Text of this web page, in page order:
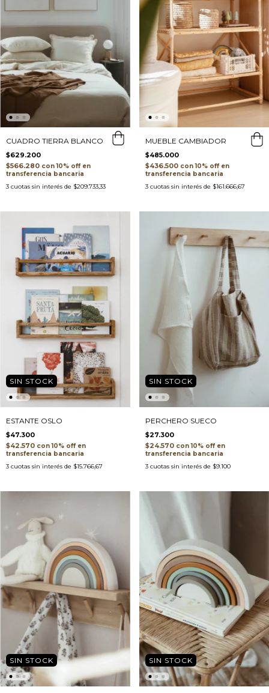
CUADRO TIERRA BLANCO
$629.200
$566.280 con
transferencia bancaria
3 cuotas sin interés de $209.733,33
MUEBLE CAMBIADOR
$485.000
$436.500 con
transferencia bancaria
3 cuotas sin interés de $161.666,67
SIN STOCK
ESTANTE OSLO
$47.300
$42.570 con
transferencia bancaria
3 cuotas sin interés de $15.766,67
SIN STOCK
PERCHERO SUECO
$27.300
$24.570 con
transferencia bancaria
3 cuotas sin interés de $9.100
SIN STOCK SIN STOCK